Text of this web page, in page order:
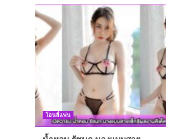
โอนลี่แฟน